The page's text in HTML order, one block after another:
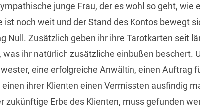
junge Frau, der es wohl so geht, wie
ist noch weit und der Stand des Kontos bewegt
Null. Zusätzlich geben ihr ihre Tarotkarten seit
was ihr natürlich zusätzliche einbußen beschert.
eine erfolgreiche Anwältin, einen Auftrag
ihrer Klienten einen Vermissten ausfindig
zukünftige Erbe des Klienten, muss gefunden